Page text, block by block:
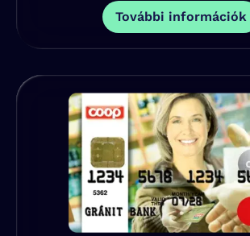
További információk